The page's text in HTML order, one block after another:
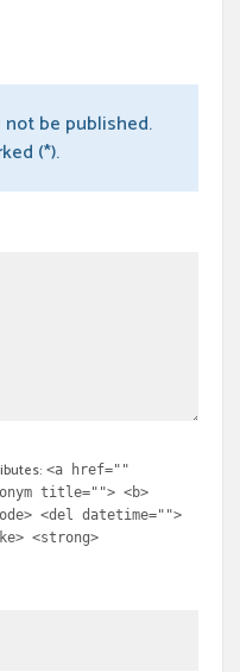
be published.
(*).
<a href=""
title=""> <b>
<del datetime="">
<strong>